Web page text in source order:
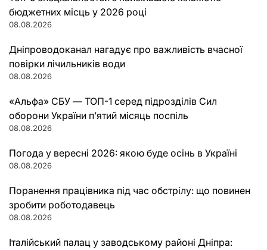
бюджетних місць у 2026 році
08.08.2026
Дніпроводоканал нагадує про важливість вчасної
повірки лічильників води
08.08.2026
«Альфа» СБУ — ТОП-1 серед підрозділів Сил
оборони України п’ятий місяць поспіль
08.08.2026
Погода у вересні 2026: якою буде осінь в Україні
08.08.2026
Поранення працівника під час обстрілу: що повинен
зробити роботодавець
08.08.2026
Італійський палац у заводському районі Дніпра: